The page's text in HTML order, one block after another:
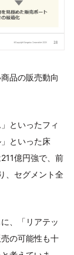
品の販売動向
といったフィ
といった床
億円強で、前
、セグメント全
、「リアテッ
の可能性も十